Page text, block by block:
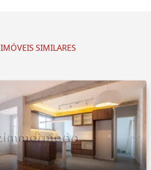
IMÓVEIS SIMILARES